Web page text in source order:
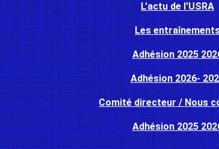
L'actu de l'USRA
Les
Adhésion 2025
Adhésion 2026-
Comité directeur / Nous
Adhésion 2025